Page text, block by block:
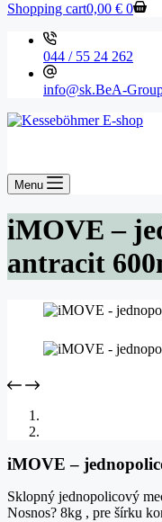
Shopping cart0,00 € 0
044 / 55 24 262
info@sk.BeA-
Menu
iMOVE –
antracit
iMOVE –
Sklopný jednopolicový
Nosnos? 8kg , pre šírku